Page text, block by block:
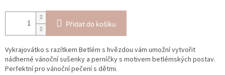
Přidat do košíku
Vykrajovátko s razítkem Betlém s hvězdou vám umožní vytvořit
nádherné vánoční sušenky a perníčky s motivem betlémských postav.
Perfektní pro vánoční pečení s dětmi.